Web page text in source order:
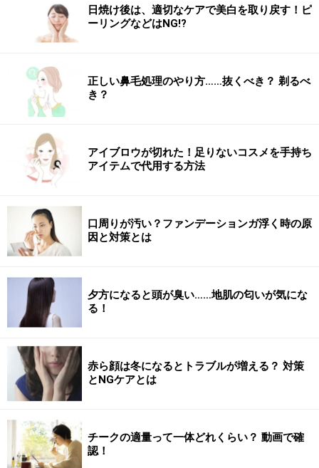
1．床にお尻をつけ、骨盤がまっすぐ立つ位置で足を広
げましょう。骨盤が立ちにくいという人は、お尻の下に
クッションなどを入れ、立たせるように工夫しましょ
う。この時、お腹と腰で押し合うように意識すると、骨
盤が立ちやすくなります。
ゆっくりと体を右側に倒しましょう。伸ばした左手は耳
の横に。顔の前に来ると、腰が丸まってしまうので、な
るべく遠く長く腕を伸ばすイメージで。
3．息を吸いながら、正面に戻り、息を吐きながら、ゆ
っくりと体を左側に倒しましょう。
日焼け後は、適切なケアで美白を取り戻す！ピ
ーリングなどはNG!?
正しい鼻毛処理のやり方……抜くべき？ 剃るべ
き？
アイブロウが切れた！足りないコスメを手持ち
アイテムで代用する方法
口周りが汚い？ファンデーションガ浮く時の原
因と対策とは
夕方になると頭が臭い……地肌の匂いが気にな
る！
赤ら顔は冬になるとトラブルが増える？ 対策
とNGケアとは
チークの適量って一体どれくらい？ 動画で確
認！